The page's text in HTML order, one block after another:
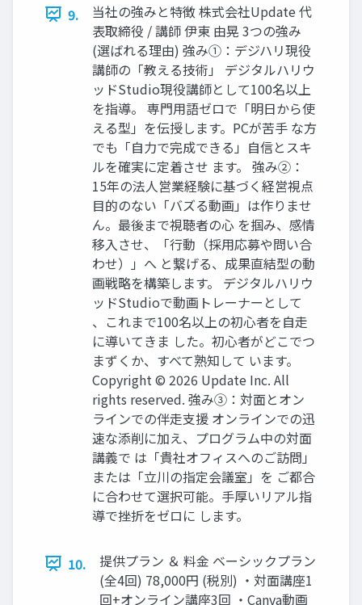
9.
当社の強みと特徴 株式会社Update 代
表取締役 / 講師 伊東 由晃 3つの強み
(選ばれる理由) 強み①：デジハリ現役
講師の「教える技術」 デジタルハリウ
ッドStudio現役講師として100名以上
を指導。 専門用語ゼロで「明日から使
える型」を伝授します。PCが苦手 な方
でも「自力で完成できる」自信とスキ
ルを確実に定着させ ます。 強み②：
15年の法人営業経験に基づく経営視点
目的のない「バズる動画」は作りませ
ん。最後まで視聴者の心 を掴み、感情
移入させ、「行動（採用応募や問い合
わせ）」へ と繋げる、成果直結型の動
画戦略を構築します。 デジタルハリウ
ッドStudioで動画トレーナーとして
、これまで100名以上の初心者を自走
に導いてきま した。初心者がどこでつ
まずくか、すべて熟知して います。
Copyright © 2026 Update Inc. All
rights reserved. 強み③：対面とオン
ラインでの伴走支援 オンラインでの迅
速な添削に加え、プログラム中の対面
講義で は「貴社オフィスへのご訪問」
または「立川の指定会議室」を ご都合
に合わせて選択可能。手厚いリアル指
導で挫折をゼロに します。
10.
提供プラン ＆ 料金 ベーシックプラン
(全4回) 78,000円 (税別) ・対面講座1
回+オンライン講座3回 ・Canva動画